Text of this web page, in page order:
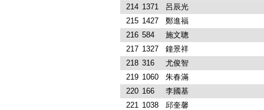
214 1371
呂辰光
215 1427
鄭進福
216 584
施文聰
217 1327
鐘景祥
218 316
尤俊智
219 1060
朱春滿
220 166
李國基
221 1038
邱奎馨